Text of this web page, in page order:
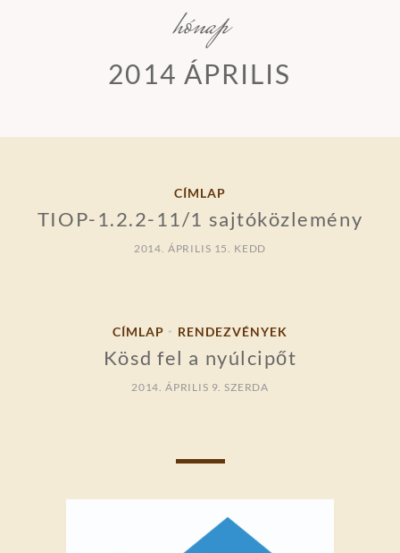
hónap
2014 ÁPRILIS
CÍMLAP
TIOP-1.2.2-11/1 sajtóközlemény
2014. ÁPRILIS 15. KEDD
CÍMLAP • RENDEZVÉNYEK
Kösd fel a nyúlcipőt
2014. ÁPRILIS 9. SZERDA